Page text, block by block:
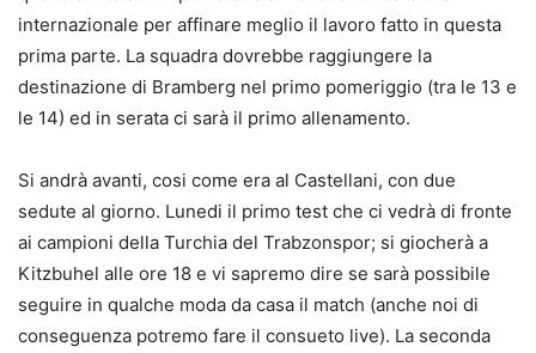
internazionale per affinare meglio il lavoro fatto in questa
prima parte. La squadra dovrebbe raggiungere la
destinazione di Bramberg nel primo pomeriggio (tra le 13 e
le 14) ed in serata ci sarà il primo allenamento.
Si andrà avanti, cosi come era al Castellani, con due
sedute al giorno. Lunedi il primo test che ci vedrà di fronte
ai campioni della Turchia del Trabzonspor; si giocherà a
Kitzbuhel alle ore 18 e vi sapremo dire se sarà possibile
seguire in qualche moda da casa il match (anche noi di
conseguenza potremo fare il consueto live). La seconda